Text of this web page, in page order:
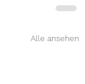
Alle ansehen